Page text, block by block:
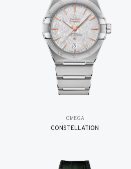
OMEGA
CONSTELLATION